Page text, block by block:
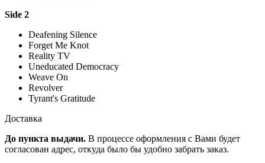
Side 2
Deafening Silence
Forget Me Knot
Reality TV
Uneducated Democracy
Weave On
Revolver
Tyrant's Gratitude
Доставка
До пункта выдачи. В процессе оформления с Вами будет
согласован адрес, откуда было бы удобно забрать заказ.